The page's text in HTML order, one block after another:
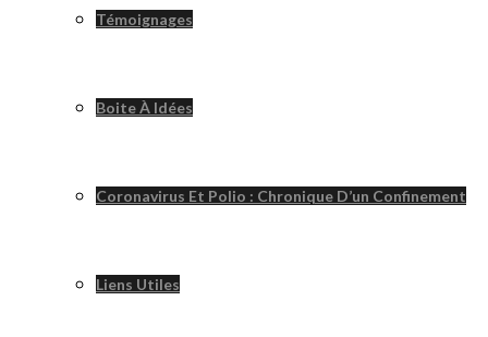
Témoignages
Boite À Idées
Coronavirus Et Polio : Chronique D’un Confinement
Liens Utiles